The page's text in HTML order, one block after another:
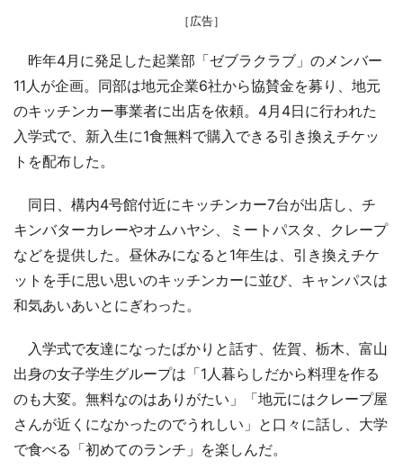
［広告］
昨年4月に発足した起業部「ゼブラクラブ」のメンバー
11人が企画。同部は地元企業6社から協賛金を募り、地元
のキッチンカー事業者に出店を依頼。4月4日に行われた
入学式で、新入生に1食無料で購入できる引き換えチケッ
トを配布した。
同日、構内4号館付近にキッチンカー7台が出店し、チ
キンバターカレーやオムハヤシ、ミートパスタ、クレープ
などを提供した。昼休みになると1年生は、引き換えチケ
ットを手に思い思いのキッチンカーに並び、キャンパスは
和気あいあいとにぎわった。
入学式で友達になったばかりと話す、佐賀、栃木、富山
出身の女子学生グループは「1人暮らしだから料理を作る
のも大変。無料なのはありがたい」「地元にはクレープ屋
さんが近くになかったのでうれしい」と口々に話し、大学
で食べる「初めてのランチ」を楽しんだ。